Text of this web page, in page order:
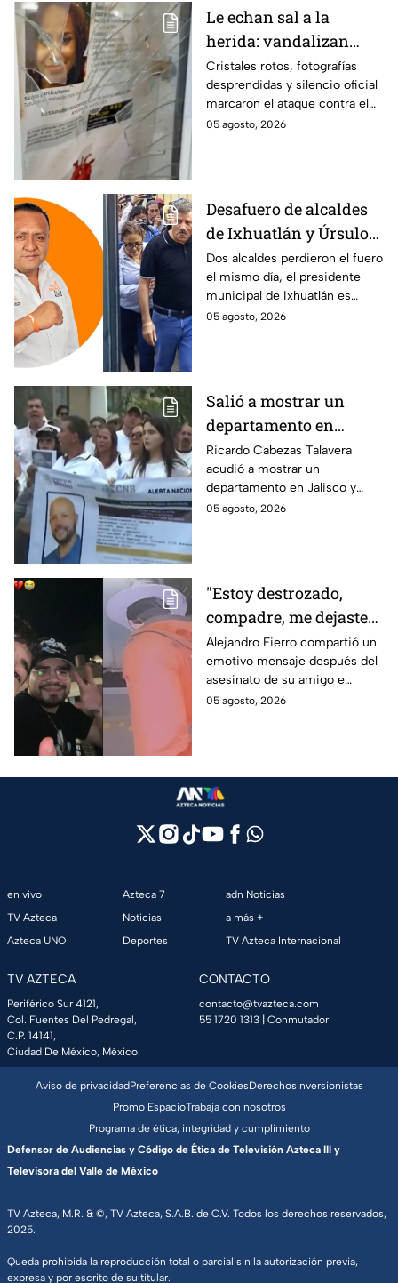
Le echan sal a la
herida: vandalizan
memorial de
desaparecidos en
Veracruz en medio de
crisis
Cristales rotos, fotografías
desprendidas y silencio oficial
marcaron el ataque contra el
memorial de desaparecidos,
05 agosto, 2026
Desafuero de alcaldes
de Ixhuatlán y Úrsulo
Galván: uno de ellos
está implicado en el
asesinato de la
periodista Roxana
Dos alcaldes perdieron el fuero
el mismo día, el presidente
municipal de Ixhuatlán es
investigado por el secuestro y
05 agosto, 2026
Salió a mostrar un
departamento en
Zapopan y no volvió a
casa: Buscan a Ricardo
Cabezas Talavera en
Jalisco
Ricardo Cabezas Talavera
acudió a mostrar un
departamento en Jalisco y
después desapareció;
05 agosto, 2026
"Estoy destrozado,
compadre, me dejaste":
Así reaccionó
Alejandro Fierro al
asesinato del
influencer César
Alejandro Fierro compartió un
emotivo mensaje después del
asesinato de su amigo e
influencer César Gastélum;
05 agosto, 2026
en vivo
TV Azteca
Azteca UNO
Azteca 7
Noticias
Deportes
adn Noticias
a más +
TV Azteca Internacional
TV AZTECA
Periférico Sur 4121,
Col. Fuentes Del Pedregal,
C.P. 14141,
Ciudad De México, México.
CONTACTO
contacto@tvazteca.com
55 1720 1313 | Conmutador
TV Azteca, M.R. & ©, TV Azteca, S.A.B. de C.V. Todos los derechos reservados,
2025.
Queda prohibida la reproducción total o parcial sin la autorización previa,
expresa y por escrito de su titular.
Aviso de privacidadPreferencias de CookiesDerechosInversionistas
Promo EspacioTrabaja con nosotros
Programa de ética, integridad y cumplimiento
Defensor de Audiencias y Código de Ética de Televisión Azteca III y
Televisora del Valle de México